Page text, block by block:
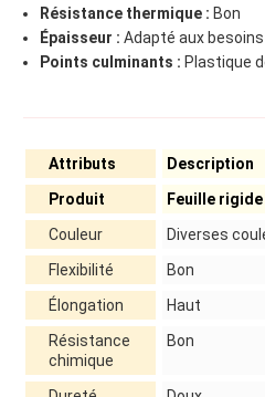
Résistance thermique : Bon
Épaisseur : Adapté aux
Points culminants : Plastique
Attributs
Description
Produit
Feuille
Couleur
Diverses
Flexibilité
Bon
Élongation
Haut
Résistance
chimique
Bon